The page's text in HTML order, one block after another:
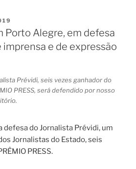
Porto Alegre, em defesa
imprensa e de expressão
Prévidi, seis vezes ganhador do
PRESS, será defendido por nosso
defesa do Jornalista Prévidi, um
Jornalistas do Estado, seis
PRESS.